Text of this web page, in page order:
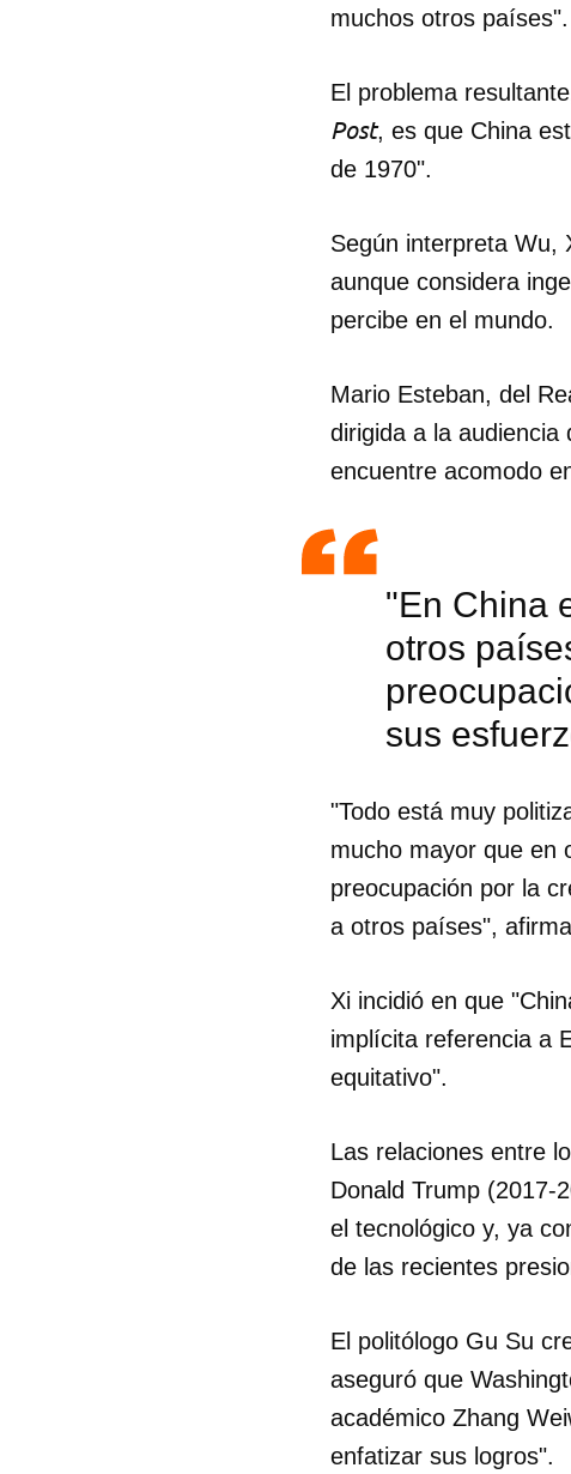
muchos otros países".
El problema
Post, es que China
de 1970".
Según interpreta Wu,
aunque considera
percibe en el mundo.
Mario Esteban, del
dirigida a la
encuentre acomodo
"En China
otros
sus
"Todo está muy
mucho mayor que en
preocupación por la
a otros países",
Xi incidió en que
implícita referencia a
equitativo".
Las relaciones entre
Donald Trump (2017-
el tecnológico y, ya
de las recientes
El politólogo Gu Su
aseguró que
académico Zhang
enfatizar sus logros".